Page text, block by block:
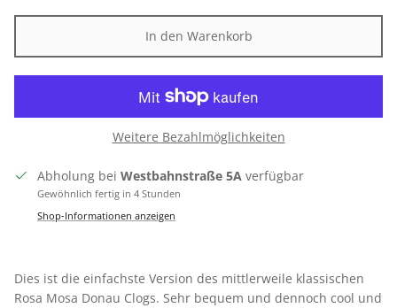
In den Warenkorb
Weitere Bezahlmöglichkeiten
Abholung bei Westbahnstraße 5A verfügbar
Gewöhnlich fertig in 4 Stunden
Shop-Informationen anzeigen
Dies ist die einfachste Version des mittlerweile klassischen
Rosa Mosa Donau Clogs. Sehr bequem und dennoch cool und